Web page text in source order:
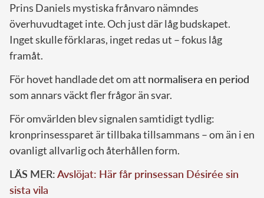
Prins Daniels mystiska frånvaro nämndes
överhuvudtaget inte. Och just där låg budskapet.
Inget skulle förklaras, inget redas ut – fokus låg
framåt.
För hovet handlade det om att normalisera en period
som annars väckt fler frågor än svar.
För omvärlden blev signalen samtidigt tydlig:
kronprinsessparet är tillbaka tillsammans – om än i en
ovanligt allvarlig och återhållen form.
LÄS MER:Avslöjat: Här får prinsessan Désirée sin
sista vila